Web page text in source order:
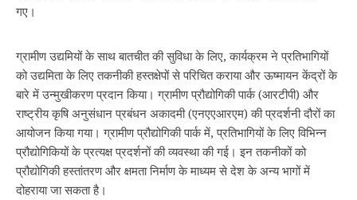
गए।
ग्रामीण उद्यमियों के साथ बातचीत की सुविधा के लिए, कार्यक्रम ने प्रतिभागियों
को उद्यमिता के लिए तकनीकी हस्तक्षेपों से परिचित कराया और ऊष्मायन केंद्रों के
बारे में उन्मुखीकरण प्रदान किया। ग्रामीण प्रौद्योगिकी पार्क (आरटीपी) और
राष्ट्रीय कृषि अनुसंधान प्रबंधन अकादमी (एनएएआरएम) की प्रदर्शनी दौरों का
आयोजन किया गया। ग्रामीण प्रौद्योगिकी पार्क में, प्रतिभागियों के लिए विभिन्न
प्रौद्योगिकियों के प्रत्यक्ष प्रदर्शनों की व्यवस्था की गई। इन तकनीकों को
प्रौद्योगिकी हस्तांतरण और क्षमता निर्माण के माध्यम से देश के अन्य भागों में
दोहराया जा सकता है।